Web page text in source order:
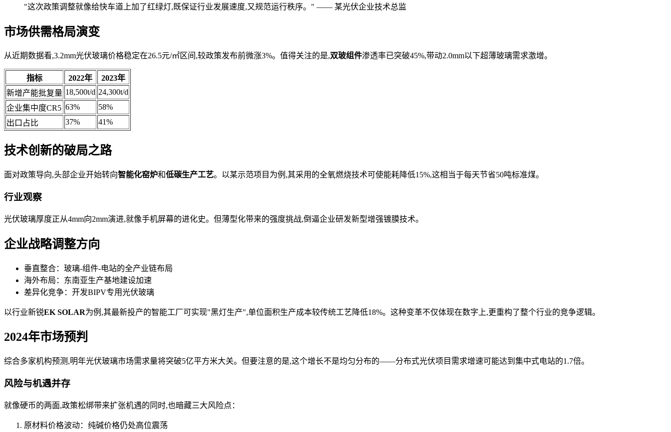
"这次政策调整就像给快车道上加了红绿灯,既保证行业发展速度,又规范运行秩序。" —— 某光伏企业技术总监
市场供需格局演变
从近期数据看,3.2mm光伏玻璃价格稳定在26.5元/㎡区间,较政策发布前微涨3%。值得关注的是,双玻组件渗透率已突破45%,带动2.0mm以下超薄玻璃需求激增。
指标 2022年
2023年
新增产能批复量 18,500t/d 24,300t/d
企业集中度CR5 63%
58%
出口占比
37% 41%
技术创新的破局之路
面对政策导向,头部企业开始转向智能化窑炉和低碳生产工艺。以某示范项目为例,其采用的全氧燃烧技术可使能耗降低15%,这相当于每天节省50吨标准煤。
行业观察
光伏玻璃厚度正从4mm向2mm演进,就像手机屏幕的进化史。但薄型化带来的强度挑战,倒逼企业研发新型增强镀膜技术。
企业战略调整方向
垂直整合：玻璃-组件-电站的全产业链布局
海外布局：东南亚生产基地建设加速
差异化竞争：开发BIPV专用光伏玻璃
以行业新锐EK SOLAR为例,其最新投产的智能工厂可实现"黑灯生产",单位面积生产成本较传统工艺降低18%。这种变革不仅体现在数字上,更重构了整个行业的竞争逻辑。
2024年市场预判
综合多家机构预测,明年光伏玻璃市场需求量将突破5亿平方米大关。但要注意的是,这个增长不是均匀分布的——分布式光伏项目需求增速可能达到集中式电站的1.7倍。
风险与机遇并存
就像硬币的两面,政策松绑带来扩张机遇的同时,也暗藏三大风险点：
原材料价格波动：纯碱价格仍处高位震荡